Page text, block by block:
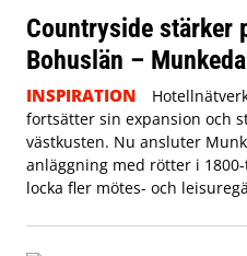
Countryside stärker
Bohuslän –
INSPIRATION
fortsätter sin expansion och
västkusten. Nu ansluter
anläggning med rötter i
locka fler mötes- och